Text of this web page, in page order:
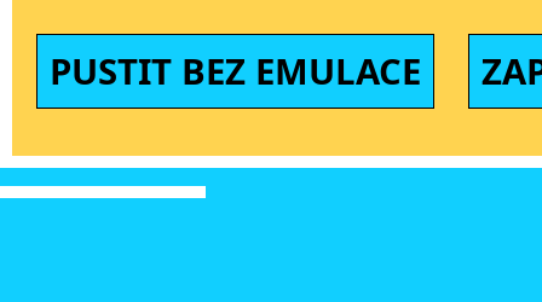
PUSTIT BEZ EMULACE